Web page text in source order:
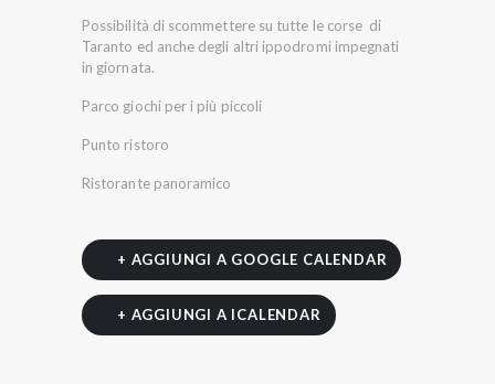
Possibilità di scommettere su tutte le corse di
Taranto ed anche degli altri ippodromi impegnati
in giornata.
Parco giochi per i più piccoli
Punto ristoro
Ristorante panoramico
+ AGGIUNGI A GOOGLE CALENDAR
+ AGGIUNGI A ICALENDAR